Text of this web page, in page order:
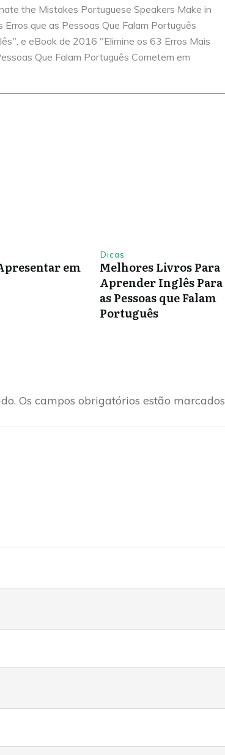
the Mistakes Portuguese Speakers Make in
Erros que as Pessoas Que Falam Português
e eBook de 2016 "Elimine os 63 Erros Mais
Que Falam Português Cometem em
em
Dicas
Melhores Livros Para
Aprender Inglês Para
as Pessoas que Falam
Português
Os campos obrigatórios estão marcados